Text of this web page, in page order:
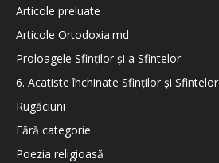
Articole preluate
Articole Ortodoxia.md
Proloagele Sfinților și a Sfintelor
6. Acatiste închinate Sfinților și Sfintelor
Rugăciuni
Fără categorie
Poezia religioasă